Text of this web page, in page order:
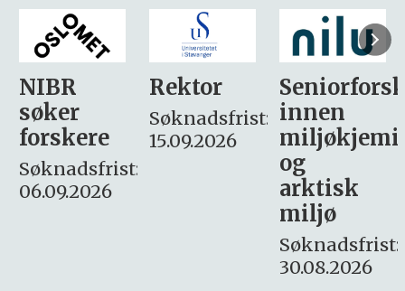
Rektor
Søknadsfrist:
15.09.2026
Seniorforsker
innen
miljøkjemi
søker
– fast
Søknadsfrist:
16. august.